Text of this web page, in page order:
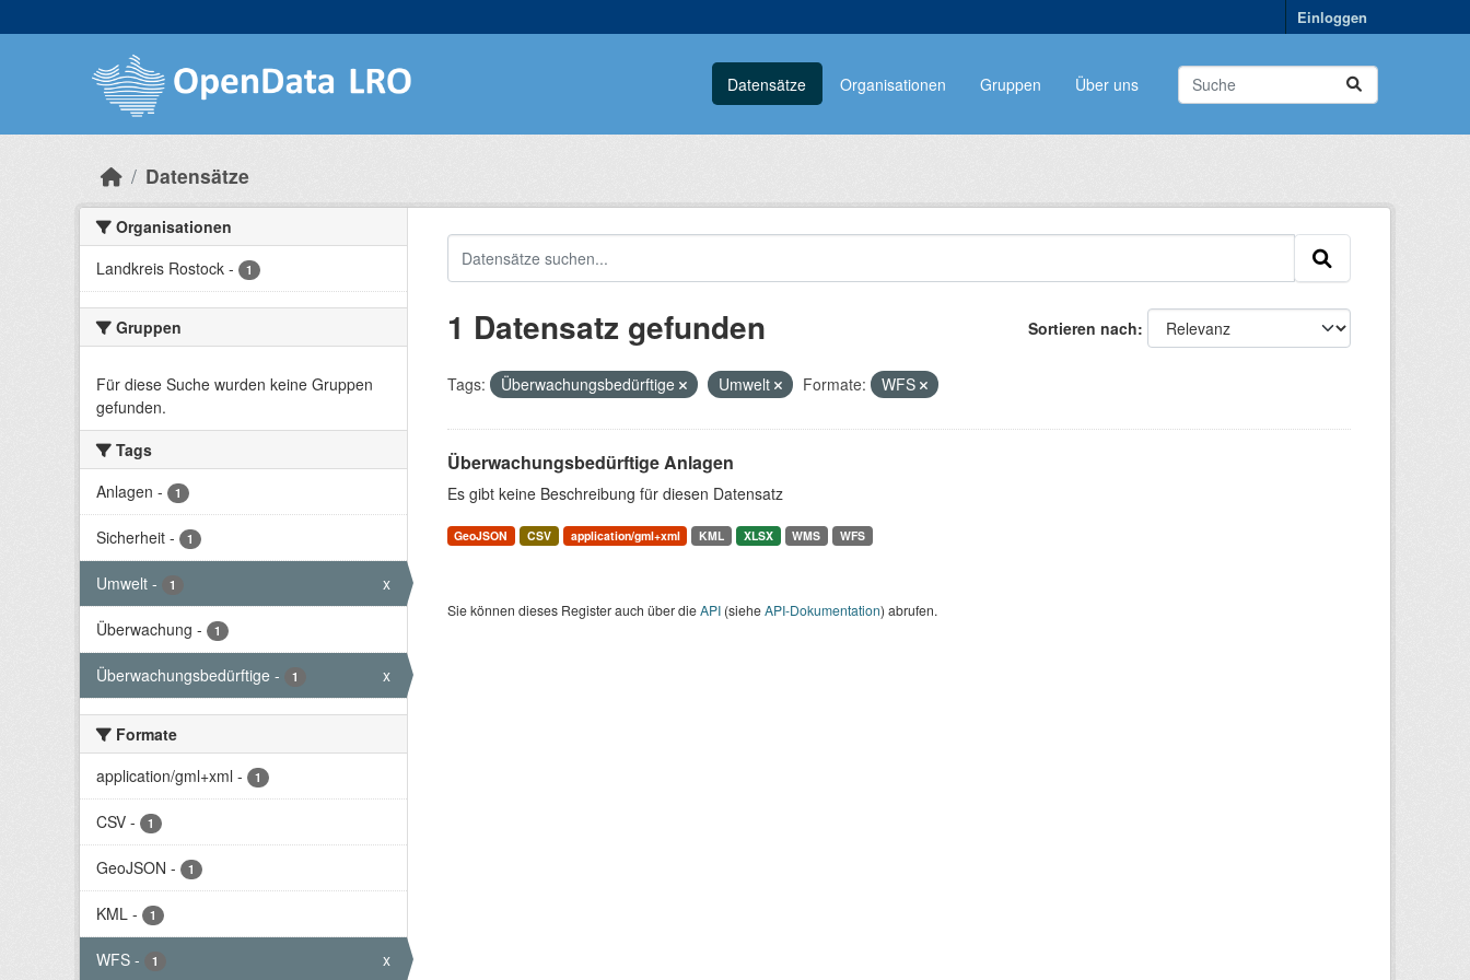
Einloggen
Datensätze Organisationen Gruppen Über uns
Datensätze
Organisationen
Landkreis Rostock - 1
Gruppen
Für diese Suche wurden keine Gruppen
gefunden.
Tags
Anlagen - 1
Sicherheit - 1
Umwelt - 1 x
Überwachung - 1
Überwachungsbedürftige - 1 x
Formate
application/gml+xml - 1
CSV - 1
GeoJSON - 1
KML - 1
WFS - 1 x
Sortieren nach
1 Datensatz gefunden
Tags: Überwachungsbedürftige Umwelt Formate: WFS
Überwachungsbedürftige Anlagen
Es gibt keine Beschreibung für diesen Datensatz
GeoJSON CSV application/gml+xml KML XLSX WMS WFS
Sie können dieses Register auch über dieAPI(sieheAPI-Dokumentation) abrufen.